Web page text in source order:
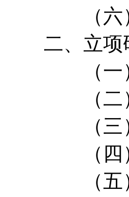
（六）
二、立项
（一）项
（二）项
（三）项
（四）项
（五）项